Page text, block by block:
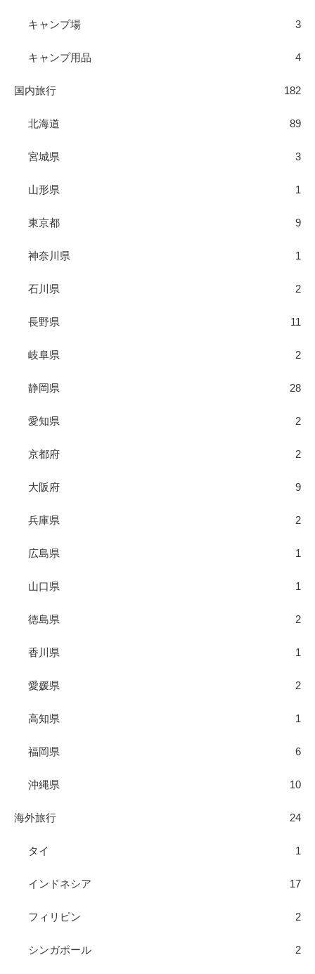
キャンプ場 3
キャンプ用品 4
国内旅行 182
北海道 89
宮城県 3
山形県 1
東京都 9
神奈川県 1
石川県 2
長野県 11
岐阜県 2
静岡県 28
愛知県 2
京都府 2
大阪府 9
兵庫県 2
広島県 1
山口県 1
徳島県 2
香川県 1
愛媛県 2
高知県 1
福岡県 6
沖縄県 10
海外旅行 24
タイ 1
インドネシア 17
フィリピン 2
シンガポール 2